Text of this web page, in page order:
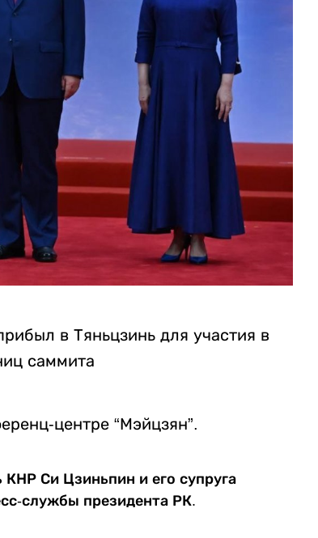
в Тяньцзинь для участия в
саммита
центре “Мэйцзян”.
КНР Си Цзиньпин и его супруга
службы президента РК.